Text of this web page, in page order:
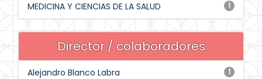
1
MEDICINA Y CIENCIAS DE LA SALUD
Director / colaboradores
1
Alejandro Blanco Labra